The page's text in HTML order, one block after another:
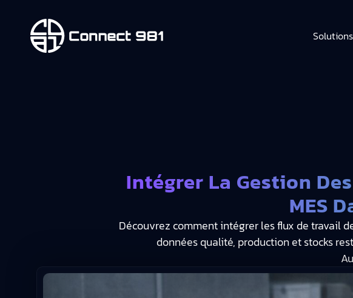
Solutions
Intégrer La Gestion
MES
Découvrez comment intégrer les flux de travail
données qualité, production et stocks